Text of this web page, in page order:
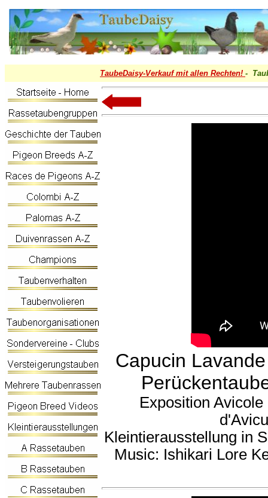
TaubeDaisy-Verkauf mit allen Rechten! -
Capucin
Exposition
Kleintierausstellung in
Music: Ishikari Lore